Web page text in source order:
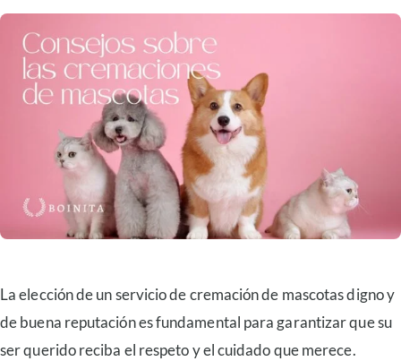
La elección de un servicio de cremación de mascotas digno y
de buena reputación es fundamental para garantizar que su
ser querido reciba el respeto y el cuidado que merece.